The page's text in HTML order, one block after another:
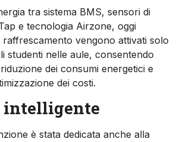
tra sistema BMS, sensori di
e tecnologia Airzone, oggi
raffrescamento vengono attivati solo
studenti nelle aule, consentendo
dei consumi energetici e
dei costi.
intelligente
è stata dedicata anche alla